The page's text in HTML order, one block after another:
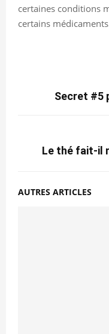
certaines conditions
certains
Secret #5
Le thé fait-il
AUTRES ARTICLES